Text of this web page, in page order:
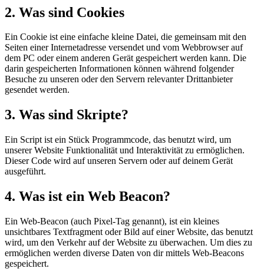
2. Was sind Cookies
Ein Cookie ist eine einfache kleine Datei, die gemeinsam mit den
Seiten einer Internetadresse versendet und vom Webbrowser auf
dem PC oder einem anderen Gerät gespeichert werden kann. Die
darin gespeicherten Informationen können während folgender
Besuche zu unseren oder den Servern relevanter Drittanbieter
gesendet werden.
3. Was sind Skripte?
Ein Script ist ein Stück Programmcode, das benutzt wird, um
unserer Website Funktionalität und Interaktivität zu ermöglichen.
Dieser Code wird auf unseren Servern oder auf deinem Gerät
ausgeführt.
4. Was ist ein Web Beacon?
Ein Web-Beacon (auch Pixel-Tag genannt), ist ein kleines
unsichtbares Textfragment oder Bild auf einer Website, das benutzt
wird, um den Verkehr auf der Website zu überwachen. Um dies zu
ermöglichen werden diverse Daten von dir mittels Web-Beacons
gespeichert.